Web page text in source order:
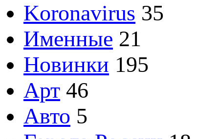
Koronavirus 35
Именные 21
Новинки 195
Арт 46
Авто 5